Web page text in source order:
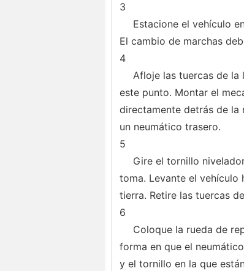
3
Estacione el vehículo
El cambio de marchas
4
Afloje las tuercas de la
este punto. Montar el
directamente detrás de la
un neumático trasero.
5
Gire el tornillo
toma. Levante el vehículo
tierra. Retire las tuercas
6
Coloque la rueda de
forma en que el
y el tornillo en la que